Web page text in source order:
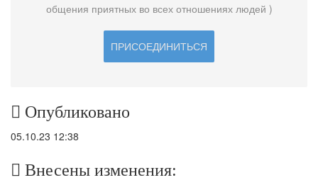
общения приятных во всех отношениях людей )
ПРИСОЕДИНИТЬСЯ
Опубликовано
05.10.23 12:38
Внесены изменения: